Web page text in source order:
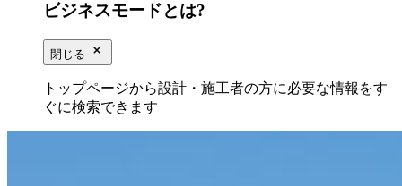
ビジネスモードとは?
閉じる close_small
トップページから設計・施工者の方に必要な情報をす
ぐに検索できます